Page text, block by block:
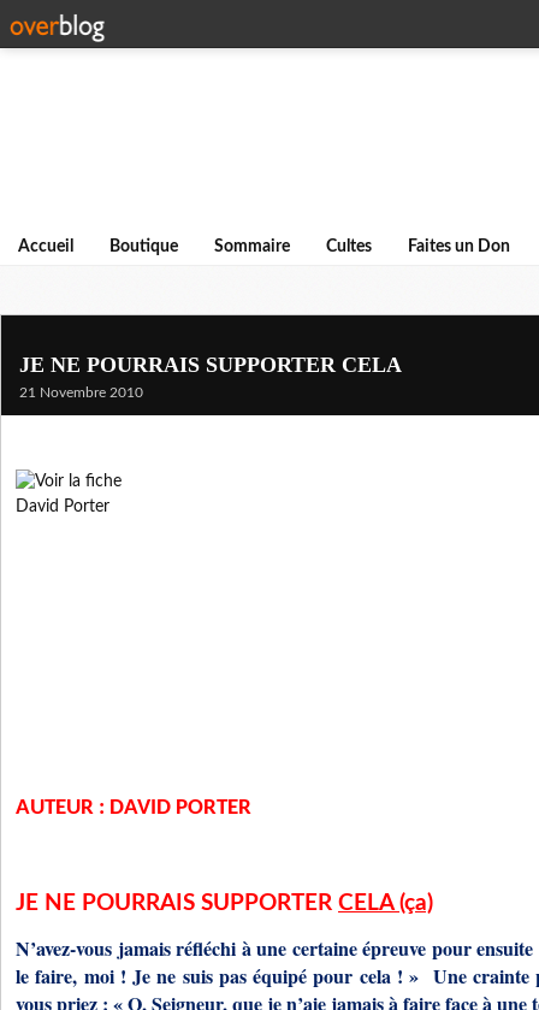
Accueil Boutique Sommaire Cultes Faites un Don
JE NE POURRAIS SUPPORTER CELA
21 Novembre 2010
AUTEUR : DAVID PORTER
JE NE POURRAIS SUPPORTER CELA (ça)
N’avez-vous jamais réfléchi à une certaine épreuve pour
le faire, moi ! Je ne suis pas équipé pour cela ! » Une crainte
vous priez : « O, Seigneur, que je n’aie jamais à faire face à une